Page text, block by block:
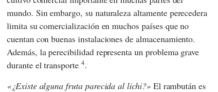
mundo. Sin embargo, su naturaleza altamente perecedera
limita su comercialización en muchos países que no
cuentan con buenas instalaciones de almacenamiento.
Además, la perecibilidad representa un problema grave
durante el transporte 4.
¿Existe alguna fruta parecida al lichi? El rambután es